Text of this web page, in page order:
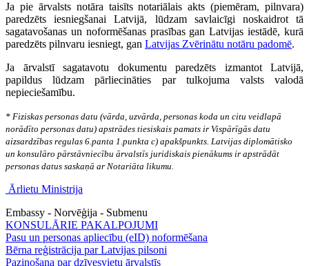
Ja pie ārvalsts notāra taisīts notariālais akts (piemēram, pilnvara)
paredzēts iesniegšanai Latvijā, lūdzam savlaicīgi noskaidrot tā
sagatavošanas un noformēšanas prasības gan Latvijas iestādē, kurā
paredzēts pilnvaru iesniegt, gan Latvijas Zvērinātu notāru padomē.
Ja ārvalstī sagatavotu dokumentu paredzēts izmantot Latvijā,
papildus lūdzam pārliecināties par tulkojuma valsts valodā
nepieciešamību.
* Fiziskas personas datu (vārda, uzvārda, personas koda un citu veidlapā
norādīto personas datu) apstrādes tiesiskais pamats ir Vispārīgās datu
aizsardzības regulas 6.panta 1.punkta c) apakšpunkts. Latvijas diplomātisko
un konsulāro pārstāvniecību ārvalstīs juridiskais pienākums ir apstrādāt
personas datus saskaņā ar Notariāta likumu.
Ārlietu Ministrija
Embassy - Norvēģija - Submenu
KONSULĀRIE PAKALPOJUMI
Pasu un personas apliecību (eID) noformēšana
Bērna reģistrācija par Latvijas pilsoni
Paziņošana par dzīvesvietu ārvalstīs